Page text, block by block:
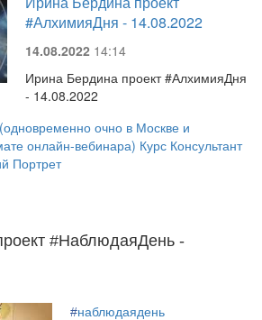
#АлхимияДня - 14.08.2022
14.08.2022 14:14
Ирина Бердина проект #АлхимияДня
- 14.08.2022
очно в Москве и
онлайн-вебинара) Курс Консультант
Портрет
#НаблюдаяДень -
#наблюдаядень